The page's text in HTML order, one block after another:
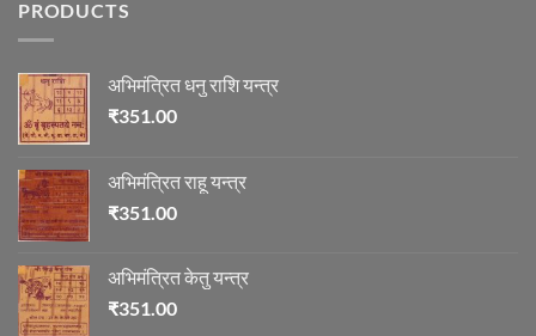
में
PRODUCTS
अभिमंत्रित धनु राशि यन्त्र
₹351.00
अभिमंत्रित राहू यन्त्र
₹351.00
अभिमंत्रित केतु यन्त्र
₹351.00